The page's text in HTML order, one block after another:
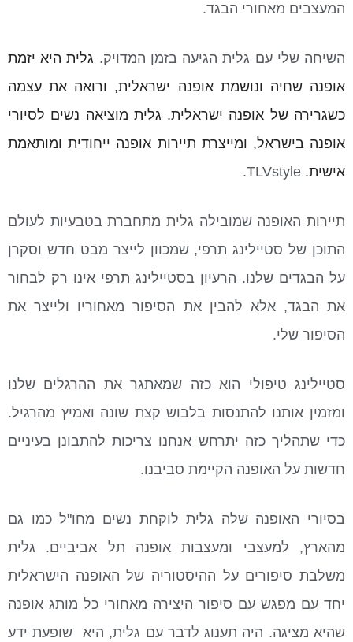
המעצבים מאחורי הבגד.
השיחה שלי עם גלית הגיעה בזמן המדויק. גלית היא יזמת
אופנה שחיה ונושמת אופנה ישראלית, ורואה את עצמה
כשגרירה של אופנה ישראלית. גלית מוציאה נשים לסיורי
אופנה בישראל, ומייצרת תיירות אופנה ייחודית ומותאמת
אישית. TLVstyle.
תיירות האופנה שמובילה גלית מתחברת בטבעיות לעולם
התוכן של סטיילינג תרפי, שמכוון לייצר מבט חדש וסקרן
על הבגדים שלנו. הרעיון בסטיילינג תרפי אינו רק לבחור
את הבגד, אלא להבין את הסיפור מאחוריו ולייצר את
הסיפור שלי.
סטיילינג טיפולי הוא כזה שמאתגר את ההרגלים שלנו
ומזמין אותנו להתנסות בלבוש קצת שונה ואמיץ מהרגיל.
כדי שתהליך כזה יתרחש אנחנו צריכות להתבונן בעיניים
חדשות על האופנה הקיימת סביבנו.
בסיורי האופנה שלה גלית לוקחת נשים מחו"ל כמו גם
מהארץ, למעצבי ומעצבות אופנה תל אביביים. גלית
משלבת סיפורים על ההיסטוריה של האופנה הישראלית
יחד עם מפגש עם סיפור היצירה מאחורי כל מותג אופנה
שהיא מציגה. היה תענוג לדבר עם גלית, היא שופעת ידע